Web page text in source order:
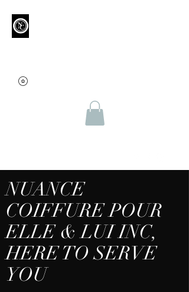
NUANCE
COIFFURE POUR
ELLE & LUI INC,
HERE TO SERVE
YOU